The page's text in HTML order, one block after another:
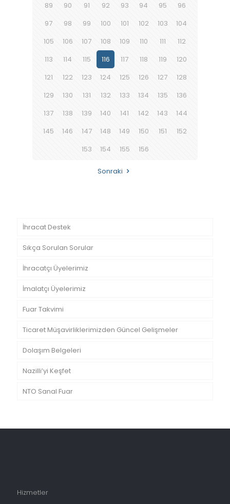
89 90 91 92 93 94 95
96
97
98 99 100 101 102 103
104
105
106 107 108 109 110 111
112
113
114 115 116 117 118 119
120
121
122 123 124 125 126 127
128
129
130 131 132 133 134 135
136
137
138 139 140 141 142 143
144
145
146 147 148 149 150 151
152
153
154 155 156
Sonraki
İhracat Destek
Sıkça Sorulan Sorular
İhracatçı Üyelerimiz
İmalatçı Üyelerimiz
Fuar Takvimi
Ticaret Müşavirliklerimizden Güncel Gelişmeler
Dolaşım Belgeleri
Nazilli’yi Keşfet
NTO Sanal Fuar
Hizmetler